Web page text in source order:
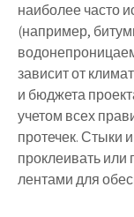
наиболее часто
(например,
зависит от
и бюджета
учетом всех
протечек. Стыки
проклеивать
лентами для